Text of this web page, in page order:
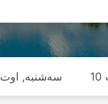
سه‌شنبه, اوت 11